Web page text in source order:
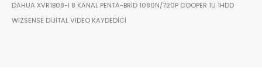
DAHUA XVR1B08-I 8 KANAL PENTA-BRID 1080N/720P COOPER 1U 1HDD
WIZSENSE DIJITAL VIDEO KAYDEDICI